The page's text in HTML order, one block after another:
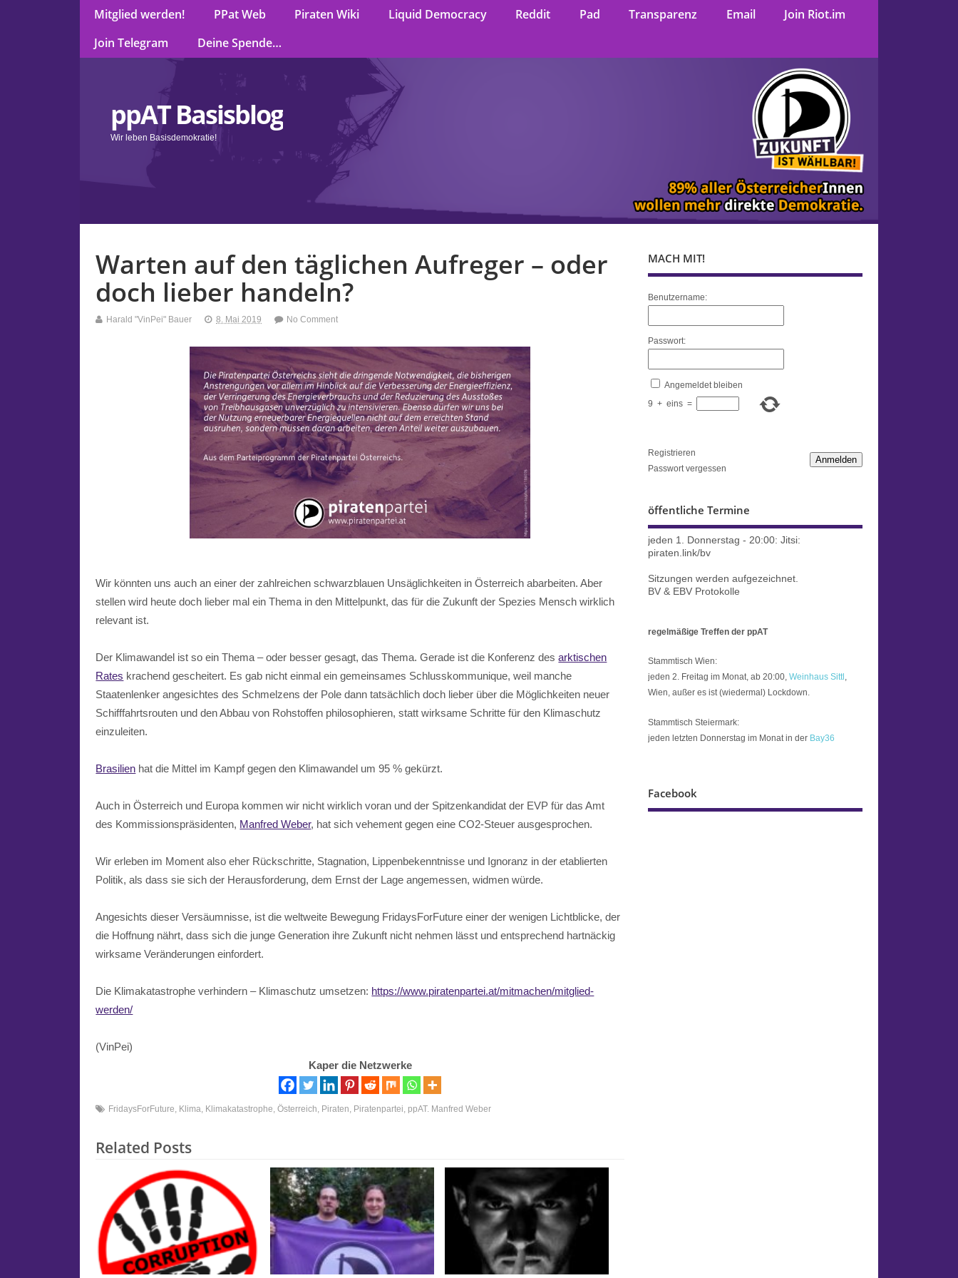
Mitglied werden! PPat Web Piraten Wiki Liquid Democracy Reddit Pad Transparenz Email
Join Riot.im
Join Telegram
Deine Spende…
ppAT Basisblog
Wir leben Basisdemokratie!
Warten auf den täglichen Aufreger – oder
doch lieber handeln?
Harald "VinPei" Bauer 8. Mai 2019 No Comment
Wir könnten uns auch an einer der zahlreichen schwarzblauen Unsäglichkeiten in Österreich abarbeiten. Aber
stellen wird heute doch lieber mal ein Thema in den Mittelpunkt, das für die Zukunft der Spezies Mensch wirklich
relevant ist.
Der Klimawandel ist so ein Thema – oder besser gesagt, das Thema. Gerade ist die Konferenz desarktischen
Rates krachend gescheitert. Es gab nicht einmal ein gemeinsames Schlusskommunique, weil manche
Staatenlenker angesichtes des Schmelzens der Pole dann tatsächlich doch lieber über die Möglichkeiten neuer
Schifffahrtsrouten und den Abbau von Rohstoffen philosophieren, statt wirksame Schritte für den Klimaschutz
einzuleiten.
Brasilien hat die Mittel im Kampf gegen den Klimawandel um 95 % gekürzt.
Auch in Österreich und Europa kommen wir nicht wirklich voran und der Spitzenkandidat der EVP für das Amt
des Kommissionspräsidenten, Manfred Weber, hat sich vehement gegen eine CO2-Steuer ausgesprochen.
Wir erleben im Moment also eher Rückschritte, Stagnation, Lippenbekenntnisse und Ignoranz in der etablierten
Politik, als dass sie sich der Herausforderung, dem Ernst der Lage angemessen, widmen würde.
Angesichts dieser Versäumnisse, ist die weltweite Bewegung FridaysForFuture einer der wenigen Lichtblicke, der
die Hoffnung nährt, dass sich die junge Generation ihre Zukunft nicht nehmen lässt und entsprechend hartnäckig
wirksame Veränderungen einfordert.
Die Klimakatastrophe verhindern – Klimaschutz umsetzen: https://www.piratenpartei.at/mitmachen/mitglied-
werden/
(VinPei)
Kaper die Netzwerke
FridaysForFuture, Klima, Klimakatastrophe,Österreich, Piraten, Piratenpartei, ppAT. Manfred Weber
Related Posts
MACH MIT!
Benutzername:
Passwort:
Angemeldet bleiben
9 + eins =
Anmelden
Registrieren
Passwort vergessen
öffentliche Termine
jeden 1. Donnerstag - 20:00: Jitsi:
piraten.link/bv
Sitzungen werden aufgezeichnet.
BV & EBV Protokolle
regelmäßige Treffen der ppAT
Stammtisch Wien:
jeden 2. Freitag im Monat, ab 20:00, Weinhaus Sittl ,
Wien, außer es ist (wiedermal) Lockdown.
Stammtisch Steiermark:
jeden letzten Donnerstag im Monat in der Bay36
Facebook